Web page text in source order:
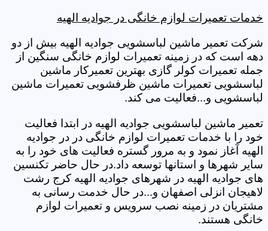
خدمات تعمیرات لوازم خانگی در جوادیه الهیه
شرکت تعمیر ماشین لباسشویی جوادیه الهیه بیش از دو
دهه است که در زمینه تعمیرات لوازم خانگی سنگین از
جمله تعمیرات کولر گازی بهترین تعمیرکار ماشین
لباسشویی تعمیرات ماشین ظرفشویی تعمیرات ماشین
لباسشویی و...فعالیت می کند.
تعمیر ماشین لباسشویی جوادیه الهیه در ابتدا فعالیت
خود را با خدمات تعمیرات لوازم خانگی در در جوادیه
الهیه آغاز نمود و به مرور گستره فعالیت های خود را به
سایر شهرها و استانها توسعه داد.در حال حاضر تکنسین
های جوادیه الهیه در شهرهای جوادیه الهیه کرج رشت
لاهیجان انزلی اصفهان و...در حال خدمت رسانی به
مشتریان در زمینه نصب سرویس و تعمیرات لوازم
خانگی هستند.